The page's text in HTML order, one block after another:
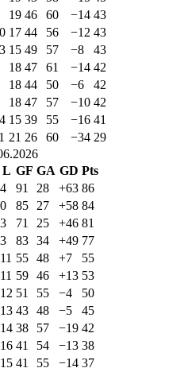
19 46 60 −14 43
17 44 56 −12 43
15 49 57 −8
43
18 47 61 −14 42
18 44 50 −6
42
18 47 57 −10 42
15 39 55 −16 41
21 26 60 −34 29
L GF GA GD Pts
4 91 28 +63 86
0 85 27 +58 84
3 71 25 +46 81
3 83 34 +49 77
11 55 48 +7
55
11 59 46 +13 53
12 51 55 −4
50
13 43 48 −5
45
14 38 57 −19 42
16 41 54 −13 38
15 41 55 −14 37